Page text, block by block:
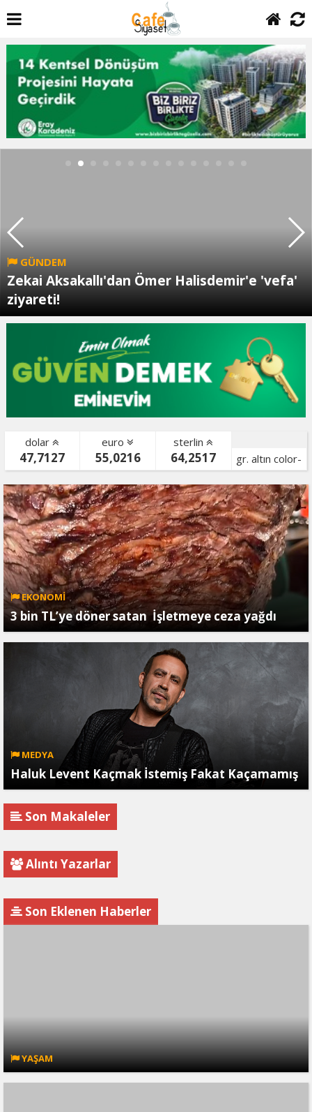
GÜNDEM
Zekai Aksakallı'dan Ömer Halisdemir'e 'vefa'
ziyareti!
dolar
47,7127
euro
55,0216
sterlin
64,2517
gr. altın color-
bist color-
EKONOMİ
3 bin TL’ye döner satan İşletmeye ceza yağdı
MEDYA
Haluk Levent Kaçmak İstemiş Fakat Kaçamamış
Son Makaleler
Alıntı Yazarlar
Son Eklenen Haberler
YAŞAM